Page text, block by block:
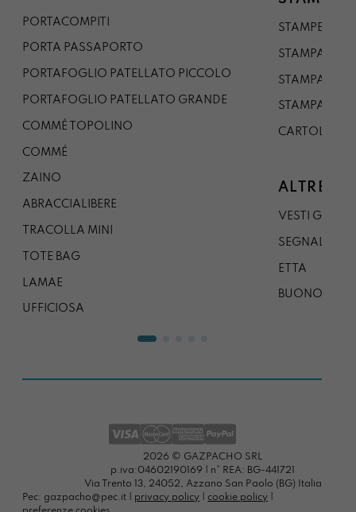
PORTACOMPITI
PORTA PASSAPORTO
PORTAFOGLIO PATELLATO PICCOLO
PORTAFOGLIO PATELLATO GRANDE
COMMÉ TOPOLINO
COMMÉ
ZAINO
ABRACCIALIBERE
TRACOLLA MINI
TOTE BAG
LAMAE
UFFICIOSA
STAMPE A5
STAMPA A3
STAMPA A1
STAMPA A0
CARTOLINA
ALTRE
VESTI
SEGNALIBRO
ETTA
BUONO
2026 © GAZPACHO SRL
p.iva:04602190169 | n° REA: BG-441721
Via Trento 13, 24052, Azzano San Paolo (BG) Italia
Pec: gazpacho@pec.it | privacy policy cookie policy